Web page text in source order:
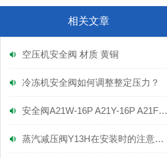
相关文章
空压机安全阀 材质 黄铜
冷冻机安全阀如何调整整定压力？
安全阀A21W-16P A21Y-16P A21F-16P
蒸汽减压阀Y13H在安装时的注意事项！